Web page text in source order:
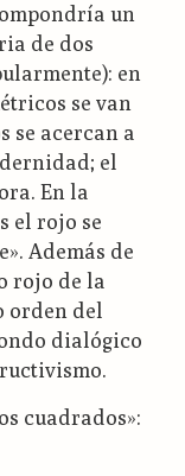
un
de dos
en
se van
se acercan a
el
En la
el rojo se
Además de
rojo de la
orden del
dialógico
cuadrados»: